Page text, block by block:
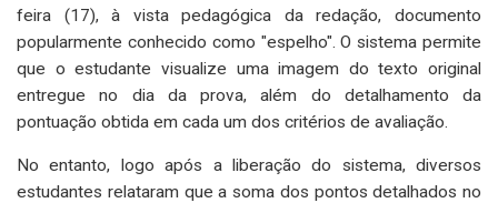
feira (17), à vista pedagógica da redação, documento
popularmente conhecido como "espelho". O sistema permite
que o estudante visualize uma imagem do texto original
entregue no dia da prova, além do detalhamento da
pontuação obtida em cada um dos critérios de avaliação.
No entanto, logo após a liberação do sistema, diversos
estudantes relataram que a soma dos pontos detalhados no